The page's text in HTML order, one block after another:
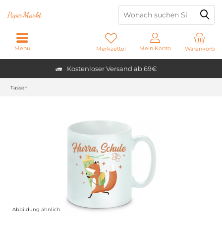
Kostenloser Versand ab 69€
PaperMarkt
Warenkorb
Merkzettel Mein Konto
Menü
Tassen
Abbildung ähnlich